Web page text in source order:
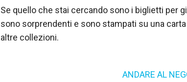
Se quello che stai cercando sono i biglietti per
sono sorprendenti e sono stampati su una
altre collezioni.
ANDARE AL